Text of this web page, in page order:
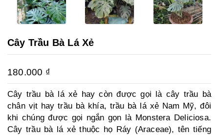
Cây Trầu Bà Lá Xẻ
180.000 ₫
Cây trầu bà lá xẻ hay còn được gọi là cây trầu bà
chân vịt hay trầu bà khía, trầu bà lá xẻ Nam Mỹ, đôi
khi chúng được gọi ngắn gọn là Monstera Deliciosa.
Cây trầu bà lá xẻ thuộc họ Ráy (Araceae), tên tiếng